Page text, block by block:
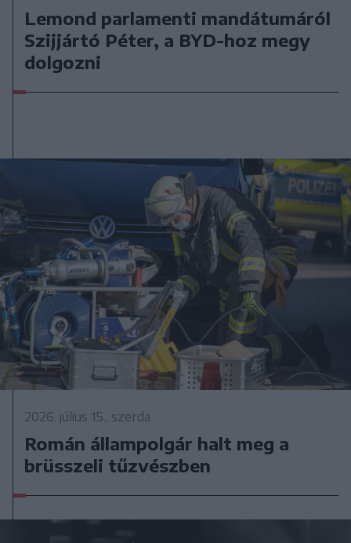
Lemond parlamenti mandátumáról
Szijjártó Péter, a BYD-hoz megy
dolgozni
2026. július 15., szerda
Román állampolgár halt meg a
brüsszeli tűzvészben